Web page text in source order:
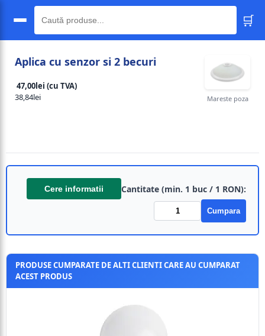
🛒
Aplica cu senzor si 2 becuri
47,00lei (cu TVA)
38,84lei
Mareste poza
Cere informatii Cantitate (min. 1 buc / 1 RON):
Cumpara
PRODUSE CUMPARATE DE ALTI CLIENTI CARE AU CUMPARAT
ACEST PRODUS